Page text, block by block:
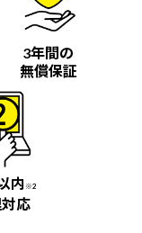
3年間の
無償保証
内 ※2
応